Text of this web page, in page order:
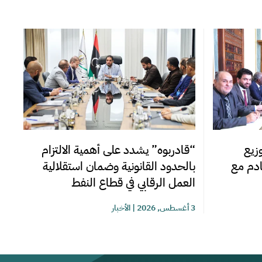
مع
“قادربوه” يشدد على أهمية الالتزام
بالحدود القانونية وضمان استقلالية
العمل الرقابي في قطاع النفط
3 أغسطس, 2026 |الأخبار